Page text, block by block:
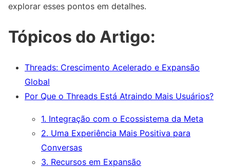
explorar esses pontos em detalhes.
Tópicos do Artigo:
Threads: Crescimento Acelerado e Expansão
Global
Por Que o Threads Está Atraindo Mais Usuários?
1. Integração com o Ecossistema da Meta
2. Uma Experiência Mais Positiva para
Conversas
3. Recursos em Expansão